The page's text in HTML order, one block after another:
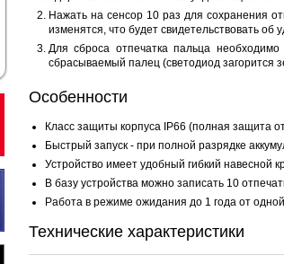
Нажать на сенсор 10 раз для сохранения
изменятся, что будет свидетельствовать
Для сброса отпечатка пальца
сбрасываемый палец (светодиод загорится
Особенности
Класс защиты корпуса IP66 (полная защита
Быстрый запуск - при полной разрядке
Устройство имеет удобный гибкий навесной
В базу устройства можно записать 10
Работа в режиме ожидания до 1 года от
Технические характеристики